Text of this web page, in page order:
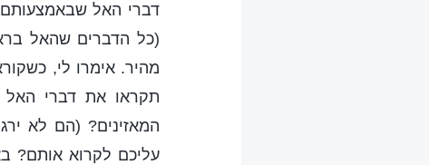
דברי האל
(כל הדברים שהאל
מהיר. אימרו לי,
תקראו את דברי האל
המאזינים? (הם לא
עליכם לקרוא אותם?